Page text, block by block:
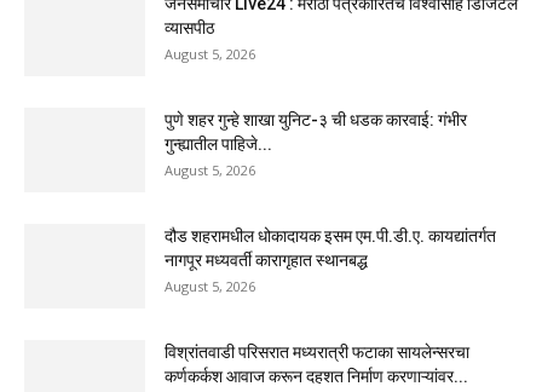
व्यासपीठ
August 5, 2026
पुणे शहर गुन्हे शाखा युनिट-३ ची धडक कारवाई: गंभीर
गुन्ह्यातील पाहिजे...
August 5, 2026
दौड शहरामधील धोकादायक इसम एम.पी.डी.ए. कायद्यांतर्गत
नागपूर मध्यवर्ती कारागृहात स्थानबद्ध
August 5, 2026
विश्रांतवाडी परिसरात मध्यरात्री फटाका सायलेन्सरचा
कर्णकर्कश आवाज करून दहशत निर्माण करणाऱ्यांवर...